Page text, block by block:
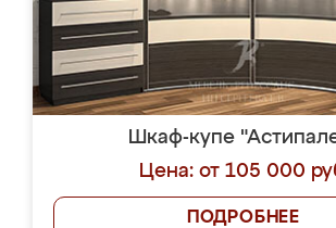
Шкаф-купе
Цена: от 105 000
ПОДРОБНЕЕ